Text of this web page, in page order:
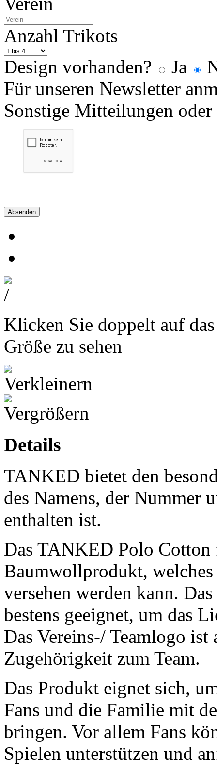
Anzahl Trikots
Design vorhanden?
Ja
Für unseren Newsletter
Sonstige Mitteilungen oder
Absenden
Klicken Sie doppelt auf
Größe zu sehen
Details
TANKED bietet den
des Namens, der Nummer
enthalten ist.
Das TANKED Polo Cotton
Baumwollprodukt, welches
versehen werden kann.
bestens geeignet, um das
Das Vereins-/ Teamlogo
Zugehörigkeit zum Team.
Das Produkt eignet sich,
Fans und die Familie mit
bringen. Vor allem Fans
Spielen unterstützen und